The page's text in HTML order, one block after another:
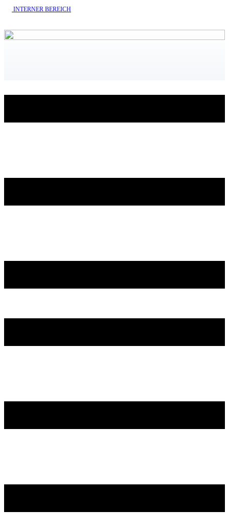
INTERNE​R BEREICH